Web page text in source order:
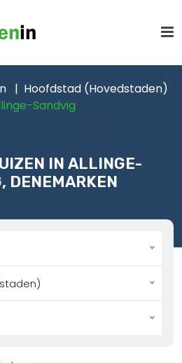
IN ALLINGE-
DENEMARKEN
Hoofdstad (Hovedstaden)
Sandvig